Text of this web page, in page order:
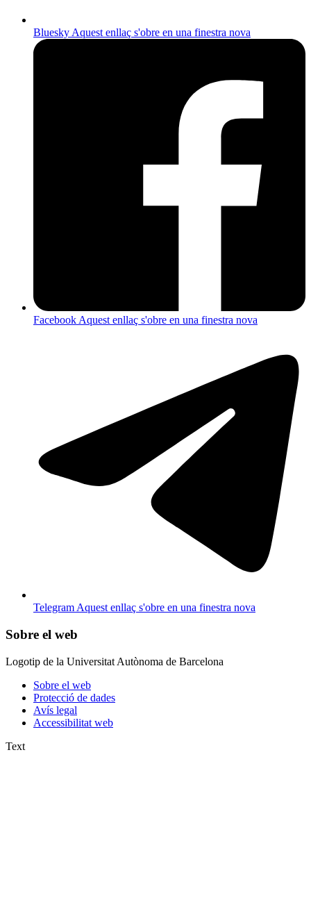
BlueskyAquest enllaç s'obre en una finestra nova
FacebookAquest enllaç s'obre en una finestra nova
TelegramAquest enllaç s'obre en una finestra nova
Sobre el web
Logotip de la Universitat Autònoma de Barcelona
Sobre el web
Protecció de dades
Avís legal
Accessibilitat web
Text